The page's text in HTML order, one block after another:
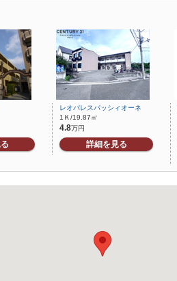
レオパレスパッシィオーネ
1Ｋ/19.87㎡
4.8万円
詳細を見る